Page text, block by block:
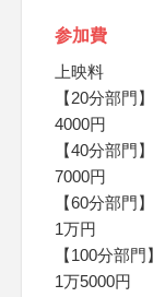
参加費
上映料
【20分部門】
4000円
【40分部門】
7000円
【60分部門】
1万円
【100分部門】
1万5000円